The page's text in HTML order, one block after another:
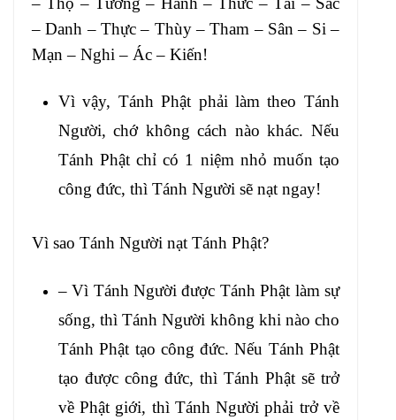
– Danh – Thực – Thùy – Tham – Sân – Si –
Mạn – Nghi – Ác – Kiến!
Vì vậy, Tánh Phật phải làm theo Tánh
Người, chớ không cách nào khác. Nếu
Tánh Phật chỉ có 1 niệm nhỏ muốn tạo
công đức, thì Tánh Người sẽ nạt ngay!
Vì sao Tánh Người nạt Tánh Phật?
– Vì Tánh Người được Tánh Phật làm sự
sống, thì Tánh Người không khi nào cho
Tánh Phật tạo công đức. Nếu Tánh Phật
tạo được công đức, thì Tánh Phật sẽ trở
về Phật giới, thì Tánh Người phải trở về